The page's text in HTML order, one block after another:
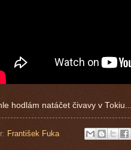
hodlám natáčet čivavy v Tokiu...
František Fuka